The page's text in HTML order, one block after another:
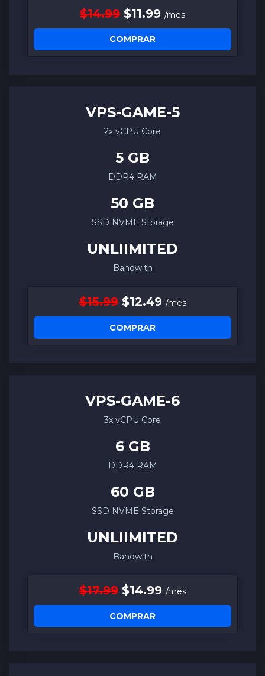
$14.99 $11.99 /mes
COMPRAR
VPS-GAME-5
2x vCPU Core
5 GB
DDR4 RAM
50 GB
SSD NVME Storage
UNLIIMITED
Bandwith
$15.99$12.49 /mes
COMPRAR
VPS-GAME-6
3x vCPU Core
6 GB
DDR4 RAM
60 GB
SSD NVME Storage
UNLIIMITED
Bandwith
$17.99$14.99 /mes
COMPRAR